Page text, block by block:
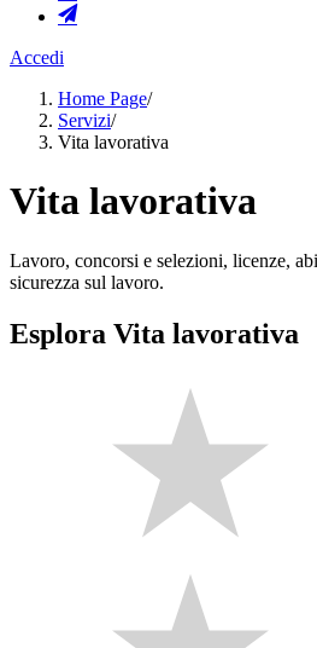
Accedi
Home Page/
Servizi/
Vita lavorativa
Vita lavorativa
Lavoro, concorsi e selezioni, licenze,
sicurezza sul lavoro.
Esplora Vita lavorativa